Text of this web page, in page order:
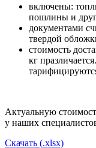
включены:
пошлины и
документами
твердой
стоимость
кг
Актуальную
у наших
Скачать (.xlsx)